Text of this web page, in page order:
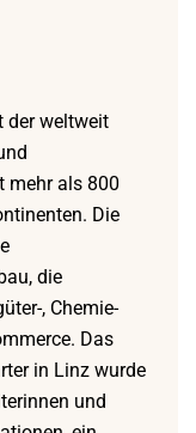
der weltweit
mehr als 800
Die
die
, Chemie-
Das
in Linz wurde
und